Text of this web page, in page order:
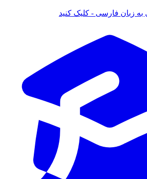
زبان فارسی - کلیک کنید